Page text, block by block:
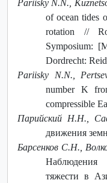
Pariisky N.N.,
of ocean tides
rotation //
Symposium:
Dordrecht:
Pariisky N.N.,
number K
compressible
Парийский Н.Н.,
движения
Барсенков С.Н.,
тяжести в